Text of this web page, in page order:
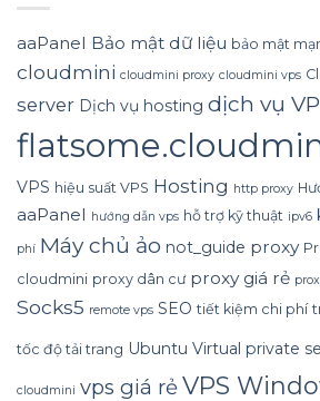
aaPanel Bảo mật dữ liệu bảo mật
cloudmini cloudmini proxy cloudmini vps
server Dịch vụ hosting dịch vụ
VPS hiệu suất VPS Hosting http proxy
aaPanel hướng dẫn vps hỗ trợ kỹ thuật ipv6
phí Máy chủ ảo not_guide proxy
cloudmini proxy dân cư proxy giá rẻ
Socks5 remote vps SEO tiết kiệm chi phí
tốc độ tải trang Ubuntu Virtual private
cloudmini vps giá rẻVPS